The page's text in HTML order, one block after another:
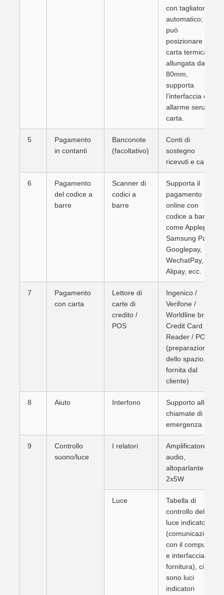
con tagliatore
automatico;
può
posizionare
carta termica
allungata da
80mm,
supporta
l'interfaccia di
allarme senza
carta.
5
Pagamento
in contanti
Banconote
(facoltativo)
Conti di
sostegno
ricevuti e cambi
6
Pagamento
del codice a
barre
Scanner di
codici a
barre
Supporta il
pagamento
online con
codice a barre
come Applepay,
Samsung Pay,
Googlepay,
WechatPay,
Alipay, ecc.
7
Pagamento
con carta
Lettore di
carte di
credito /
POS
Ingenico /
Verifone /
Worldline brand
Credit Card
Reader / POS
(preparazione
dello spazio,
fornita dal
cliente)
8 Aiuto Interfono
Supporto alle
chiamate di
emergenza
9
Controllo
suono/luce
I relatori
Amplificatore
audio,
altoparlante
2x5W
Luce
Tabella di
controllo della
luce indicatore
(comunicazione
con il computer
e interfaccia di
fornitura), ci
sono luci
indicatori